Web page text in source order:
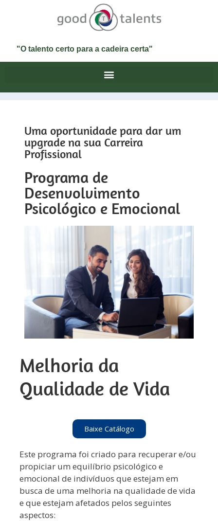
"O talento certo para a cadeira certa"
Uma oportunidade para dar um
upgrade na sua Carreira
Profissional
Programa de
Desenvolvimento
Psicológico e Emocional
Melhoria da
Qualidade de Vida
Baixe Catálogo
Este programa foi criado para recuperar e/ou
propiciar um equilíbrio psicológico e
emocional de indivíduos que estejam em
busca de uma melhoria na qualidade de vida
e que estejam afetados pelos seguintes
aspectos: